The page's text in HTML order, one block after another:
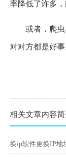
率降低了许多，
或者，爬
对对方都是好事
相关文章内容简
换ip软件更换IP地